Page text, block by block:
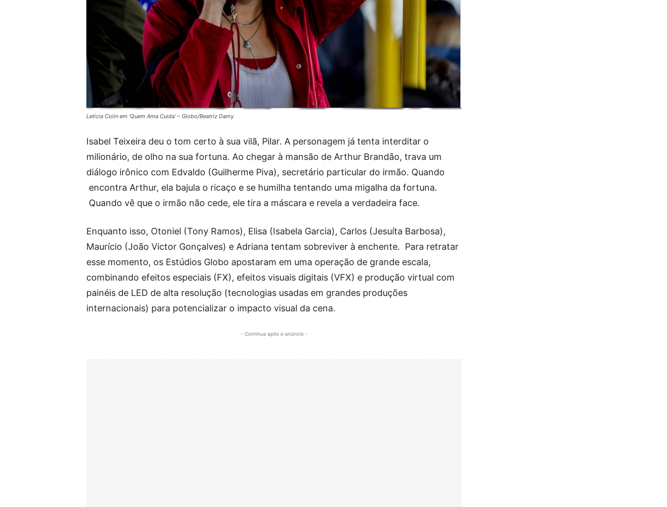
Letícia Colin em ‘Quem Ama Cuida’ – Globo/Beatriz Damy
Isabel Teixeira deu o tom certo à sua vilã, Pilar. A personagem já tenta interditar o
milionário, de olho na sua fortuna. Ao chegar à mansão de Arthur Brandão, trava um
diálogo irônico com Edvaldo (Guilherme Piva), secretário particular do irmão. Quando
encontra Arthur, ela bajula o ricaço e se humilha tentando uma migalha da fortuna.
Quando vê que o irmão não cede, ele tira a máscara e revela a verdadeira face.
Enquanto isso, Otoniel (Tony Ramos), Elisa (Isabela Garcia), Carlos (Jesuíta Barbosa),
Maurício (João Victor Gonçalves) e Adriana tentam sobreviver à enchente. Para retratar
esse momento, os Estúdios Globo apostaram em uma operação de grande escala,
combinando efeitos especiais (FX), efeitos visuais digitais (VFX) e produção virtual com
painéis de LED de alta resolução (tecnologias usadas em grandes produções
internacionais) para potencializar o impacto visual da cena.
- Continua após o anúncio -